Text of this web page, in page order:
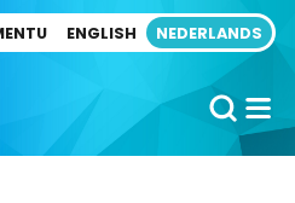
ENGLISH NEDERLANDS